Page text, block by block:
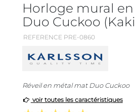
Horloge mural
Duo Cuckoo
REFERENCE PRE-0860
Réveil en métal mat Duo Cuckoo
voir toutes les caractéristiques